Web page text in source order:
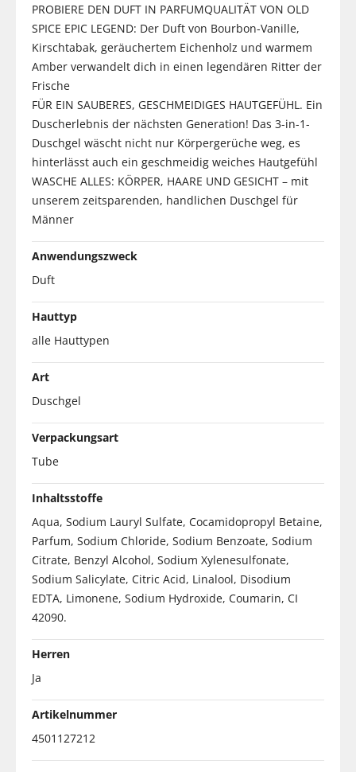
PROBIERE DEN DUFT IN PARFUMQUALITÄT VON OLD
SPICE EPIC LEGEND: Der Duft von Bourbon-Vanille,
Kirschtabak, geräuchertem Eichenholz und warmem
Amber verwandelt dich in einen legendären Ritter der
Frische
FÜR EIN SAUBERES, GESCHMEIDIGES HAUTGEFÜHL. Ein
Duscherlebnis der nächsten Generation! Das 3-in-1-
Duschgel wäscht nicht nur Körpergerüche weg, es
hinterlässt auch ein geschmeidig weiches Hautgefühl
WASCHE ALLES: KÖRPER, HAARE UND GESICHT – mit
unserem zeitsparenden, handlichen Duschgel für
Männer
Anwendungszweck
Duft
Hauttyp
alle Hauttypen
Art
Duschgel
Verpackungsart
Tube
Inhaltsstoffe
Aqua, Sodium Lauryl Sulfate, Cocamidopropyl Betaine,
Parfum, Sodium Chloride, Sodium Benzoate, Sodium
Citrate, Benzyl Alcohol, Sodium Xylenesulfonate,
Sodium Salicylate, Citric Acid, Linalool, Disodium
EDTA, Limonene, Sodium Hydroxide, Coumarin, CI
42090.
Herren
Ja
Artikelnummer
4501127212